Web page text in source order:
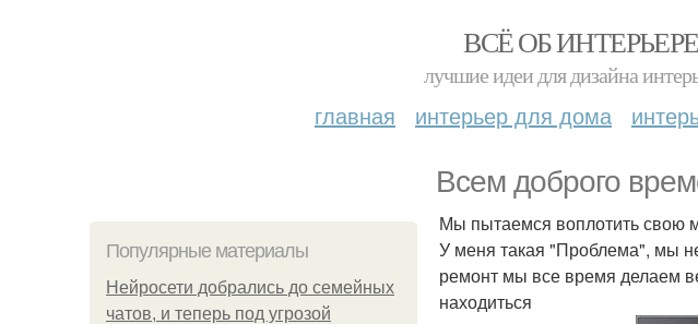
ВСЁ ОБ
лучшие идеи для дизайна
главная интерьер для дома
Всем доброго
Популярные материалы
Нейросети добрались до семейных
чатов, и теперь под угрозой
Мы пытаемся воплотить свою
У меня такая "Проблема", мы
ремонт мы все время делаем
находиться